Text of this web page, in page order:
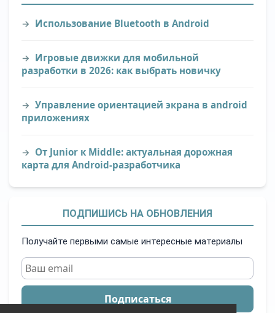
Использование Bluetooth в Android
Игровые движки для мобильной
разработки в 2026: как выбрать новичку
Управление ориентацией экрана в android
приложениях
От Junior к Middle: актуальная дорожная
карта для Android-разработчика
ПОДПИШИСЬ НА ОБНОВЛЕНИЯ
Получайте первыми самые интересные материалы
Подписаться